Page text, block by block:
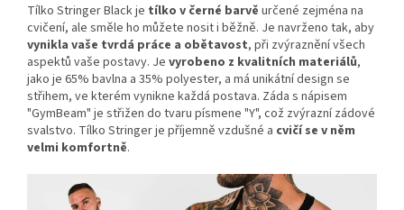
Tílko Stringer Black je tílko v černé barvě určené zejména na
cvičení, ale směle ho můžete nosit i běžně. Je navrženo tak, aby
vynikla vaše tvrdá práce a obětavost, při zvýraznění všech
aspektů vaše postavy. Je vyrobeno z kvalitních materiálů,
jako je 65% bavlna a 35% polyester, a má unikátní design se
střihem, ve kterém vynikne každá postava. Záda s nápisem
"GymBeam" je střižen do tvaru písmene "Y", což zvýrazní zádové
svalstvo. Tílko Stringer je příjemně vzdušné a cvičí se v něm
velmi komfortně.